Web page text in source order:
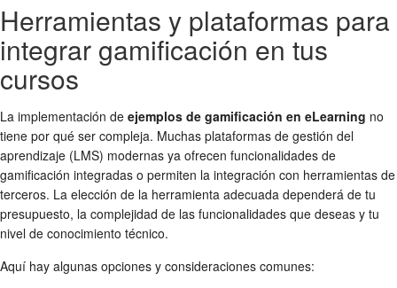
Herramientas y plataformas para
integrar gamificación en tus
cursos
La implementación de ejemplos de gamificación en eLearning no
tiene por qué ser compleja. Muchas plataformas de gestión del
aprendizaje (LMS) modernas ya ofrecen funcionalidades de
gamificación integradas o permiten la integración con herramientas de
terceros. La elección de la herramienta adecuada dependerá de tu
presupuesto, la complejidad de las funcionalidades que deseas y tu
nivel de conocimiento técnico.
Aquí hay algunas opciones y consideraciones comunes: